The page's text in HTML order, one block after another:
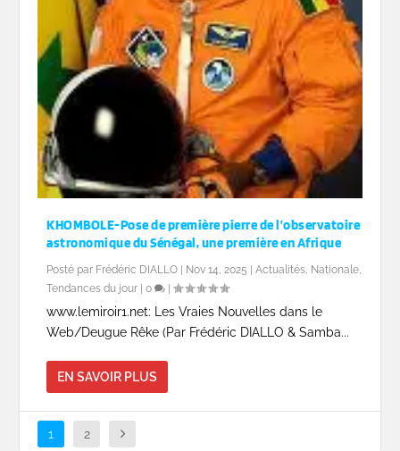
KHOMBOLE-Pose de première pierre de l’observatoire
astronomique du Sénégal, une première en Afrique
Posté par Frédéric DIALLO | Nov 14, 2025 |Actualités Nationale
Tendances du jour |0 |
www.lemiroir1.net: Les Vraies Nouvelles dans le
Web/Deugue Rêke (Par Frédéric DIALLO & Samba...
EN SAVOIR PLUS
1 2